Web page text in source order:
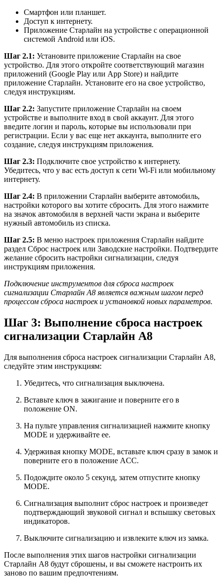
Смартфон или планшет.
Доступ к интернету.
Приложение Старлайн на устройстве с операционной
системой Android или iOS.
Шаг 2.1: Установите приложение Старлайн на свое
устройство. Для этого откройте соответствующий магазин
приложений (Google Play или App Store) и найдите
приложение Старлайн. Установите его на свое устройство,
следуя инструкциям.
Шаг 2.2: Запустите приложение Старлайн на своем
устройстве и выполните вход в свой аккаунт. Для этого
введите логин и пароль, которые вы использовали при
регистрации. Если у вас еще нет аккаунта, выполните его
создание, следуя инструкциям приложения.
Шаг 2.3: Подключите свое устройство к интернету.
Убедитесь, что у вас есть доступ к сети Wi-Fi или мобильному
интернету.
Шаг 2.4: В приложении Старлайн выберите автомобиль,
настройки которого вы хотите сбросить. Для этого нажмите
на значок автомобиля в верхней части экрана и выберите
нужный автомобиль из списка.
Шаг 2.5: В меню настроек приложения Старлайн найдите
раздел Сброс настроек или Заводские настройки. Подтвердите
желание сбросить настройки сигнализации, следуя
инструкциям приложения.
Подключение инструментов для сброса настроек
сигнализации Старлайн А8 является важным шагом перед
процессом сброса настроек и установкой новых параметров.
Шаг 3: Выполнение сброса настроек
сигнализации Старлайн А8
Для выполнения сброса настроек сигнализации Старлайн А8,
следуйте этим инструкциям:
Убедитесь, что сигнализация выключена.
Вставьте ключ в зажигание и поверните его в
положение ON.
На пульте управления сигнализацией нажмите кнопку
MODE и удерживайте ее.
Удерживая кнопку MODE, вставьте ключ сразу в замок и
поверните его в положение ACC.
Подождите около 5 секунд, затем отпустите кнопку
MODE.
Сигнализация выполнит сброс настроек и произведет
подтверждающий звуковой сигнал и вспышку световых
индикаторов.
Выключите сигнализацию и извлеките ключ из замка.
После выполнения этих шагов настройки сигнализации
Старлайн А8 будут сброшены, и вы сможете настроить их
заново по вашим предпочтениям.